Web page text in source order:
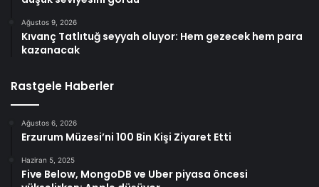
Ağustos 9, 2026
Kıvanç Tatlıtuğ seyyah oluyor: Hem gezecek hem para
kazanacak
Rastgele Haberler
Ağustos 6, 2026
Erzurum Müzesi’ni 100 Bin Kişi Ziyaret Etti
Haziran 5, 2025
Five Below, MongoDB ve Uber piyasa öncesi